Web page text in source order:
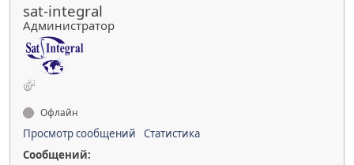
sat-integral
Администратор
Офлайн
Просмотр сообщений
Статистика
Сообщений: